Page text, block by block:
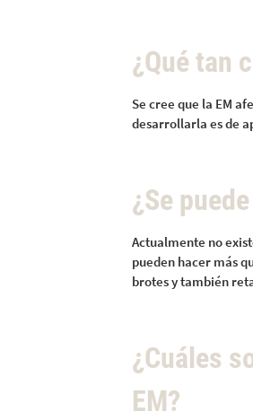
¿Qué tan
Se cree que la EM
desarrollarla es de
¿Se
Actualmente no
pueden hacer más
brotes y también
¿Cuáles
EM?